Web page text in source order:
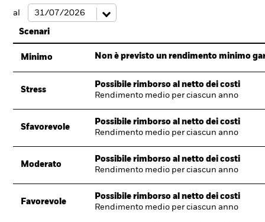
al
Scenari
Minimo Non è previsto un rendimento minimo
Stress
Possibile rimborso al netto dei costi
Rendimento medio per ciascun anno
Sfavorevole
Possibile rimborso al netto dei costi
Rendimento medio per ciascun anno
Moderato
Possibile rimborso al netto dei costi
Rendimento medio per ciascun anno
Favorevole
Possibile rimborso al netto dei costi
Rendimento medio per ciascun anno